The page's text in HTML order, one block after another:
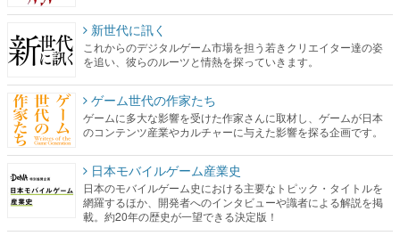
新世代に訊く
これからのデジタルゲーム市場を担う若きクリエイター達の姿
を追い、彼らのルーツと情熱を探っていきます。
ゲーム世代の作家たち
ゲームに多大な影響を受けた作家さんに取材し、ゲームが日本
のコンテンツ産業やカルチャーに与えた影響を探る企画です。
日本モバイルゲーム産業史
日本のモバイルゲーム史における主要なトピック・タイトルを
網羅するほか、開発者へのインタビューや識者による解説を掲
載。約20年の歴史が一望できる決定版！